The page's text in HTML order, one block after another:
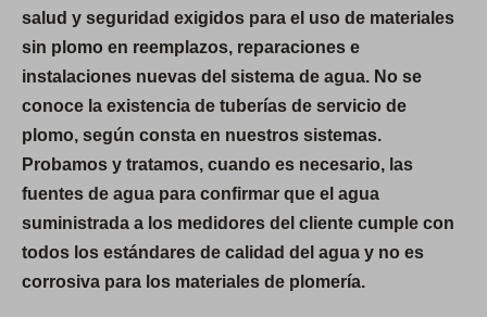
salud y seguridad exigidos para el uso de materiales
sin plomo en reemplazos, reparaciones e
instalaciones nuevas del sistema de agua. No se
conoce la existencia de tuberías de servicio de
plomo, según consta en nuestros sistemas.
Probamos y tratamos, cuando es necesario, las
fuentes de agua para confirmar que el agua
suministrada a los medidores del cliente cumple con
todos los estándares de calidad del agua y no es
corrosiva para los materiales de plomería.